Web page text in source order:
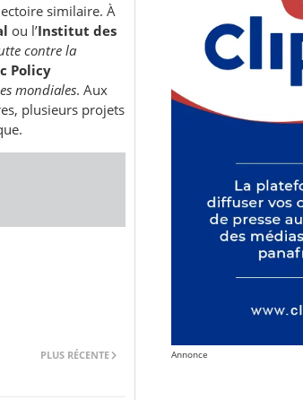
similaire. À
ou l’Institut des
contre la
Policy
mondiales. Aux
plusieurs projets
PLUS RÉCENTE Annonce